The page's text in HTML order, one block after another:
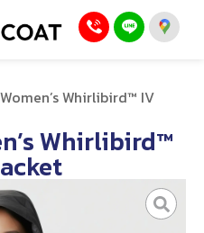
Whirlibird™ IV
Whirlibird™